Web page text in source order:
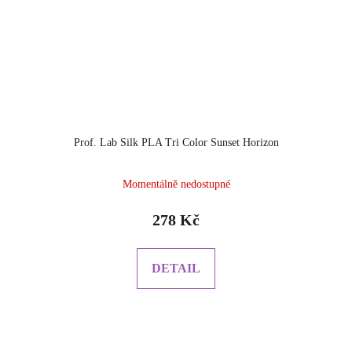
Prof. Lab Silk PLA Tri Color Sunset Horizon
Momentálně nedostupné
278 Kč
DETAIL